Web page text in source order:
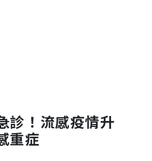
診！流感疫情升
重症